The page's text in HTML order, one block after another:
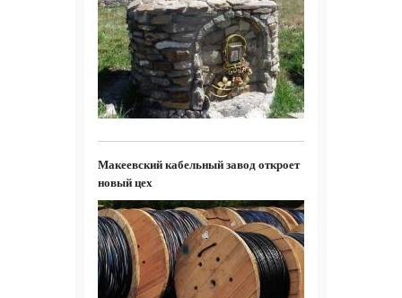
Макеевский кабельный завод откроет
новый цех